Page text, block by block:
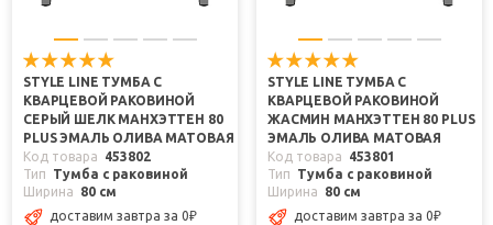
STYLE LINE ТУМБА С
КВАРЦЕВОЙ РАКОВИНОЙ
СЕРЫЙ ШЕЛК МАНХЭТТЕН 80
PLUS ЭМАЛЬ ОЛИВА МАТОВАЯ
Код товара
453802
Тип
Тумба с раковиной
Ширина
80 см
доставим завтра за 0₽
STYLE LINE ТУМБА С
КВАРЦЕВОЙ РАКОВИНОЙ
ЖАСМИН МАНХЭТТЕН 80 PLUS
ЭМАЛЬ ОЛИВА МАТОВАЯ
Код товара
453801
Тип
Тумба с раковиной
Ширина
80 см
доставим завтра за 0₽